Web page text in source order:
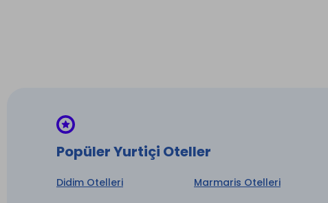
Popüler Yurtiçi Oteller
Didim Otelleri Marmaris Otelleri